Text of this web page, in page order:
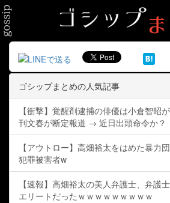
ゴシップまとめの人気記事
【衝撃】覚醒剤逮捕の俳優は小倉智昭
刊文春が断定報道 → 近日出頭命令か？
【アウトロー】高畑裕太をはめた暴力
犯罪被害者w
【速報】高畑裕太の美人弁護士、弁護
エリートだったｗｗｗｗｗｗｗｗｗ